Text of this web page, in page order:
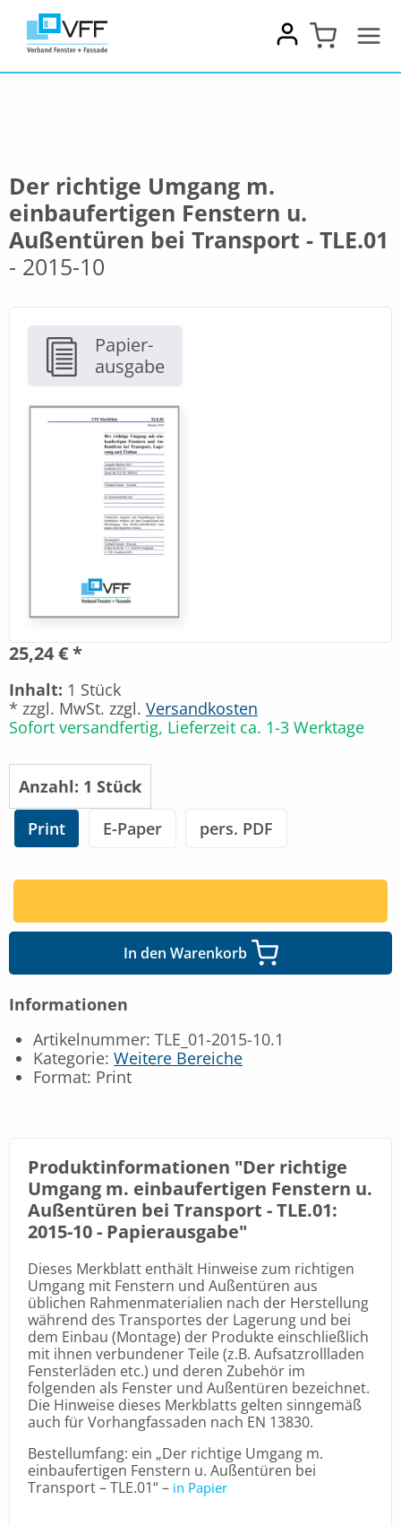
Inhalt
springen
Der richtige Umgang m.
einbaufertigen Fenstern u.
Außentüren bei Transport - TLE.01
- 2015-10
Papier-
ausgabe
25,24 € *
Inhalt: 1 Stück
* zzgl. MwSt. zzgl. Versandkosten
Sofort versandfertig, Lieferzeit ca. 1-3 Werktage
Print E-Paper pers. PDF
In den Warenkorb
Informationen
Artikelnummer: TLE_01-2015-10.1
Kategorie: Weitere Bereiche
Format: Print
Produktinformationen "Der richtige
Umgang m. einbaufertigen Fenstern u.
Außentüren bei Transport - TLE.01:
2015-10 - Papierausgabe"
Dieses Merkblatt enthält Hinweise zum richtigen
Umgang mit Fenstern und Außentüren aus
üblichen Rahmenmaterialien nach der Herstellung
während des Transportes der Lagerung und bei
dem Einbau (Montage) der Produkte einschließlich
mit ihnen verbundener Teile (z.B. Aufsatzrollladen
Fensterläden etc.) und deren Zubehör im
folgenden als Fenster und Außentüren bezeichnet.
Die Hinweise dieses Merkblatts gelten sinngemäß
auch für Vorhangfassaden nach EN 13830.
Bestellumfang: ein „Der richtige Umgang m.
einbaufertigen Fenstern u. Außentüren bei
Transport – TLE.01“ – in Papier